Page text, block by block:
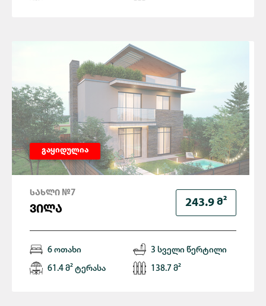
გაყიდულია
243.9 Მ²
ᲡᲐᲮᲚᲘ №7
ᲕᲘᲚᲐ
6 ოთახი 3 სველი წერტილი
61.4 მ² ტერასა 138.7 მ²